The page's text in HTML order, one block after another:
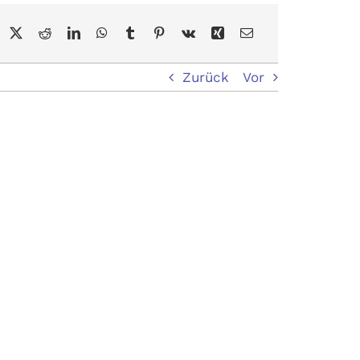
Zurück Vor